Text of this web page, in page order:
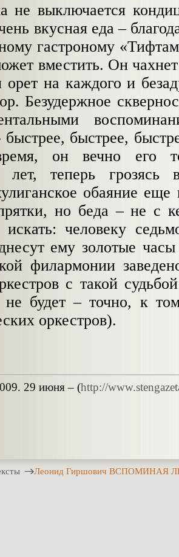
не выключается
вкусная еда –
гастроному
вместить. Он
орет на каждого и
Безудержное
быстрее, быстрее,
он вечно его
лет, теперь грозясь
обаяние
но беда – не с
человеку
ему золотые
филармонии
с такой
не будет – точно, к
оркестров).
29 июня – (http://
Леонид Гиршович ВСПОМИНАЯ